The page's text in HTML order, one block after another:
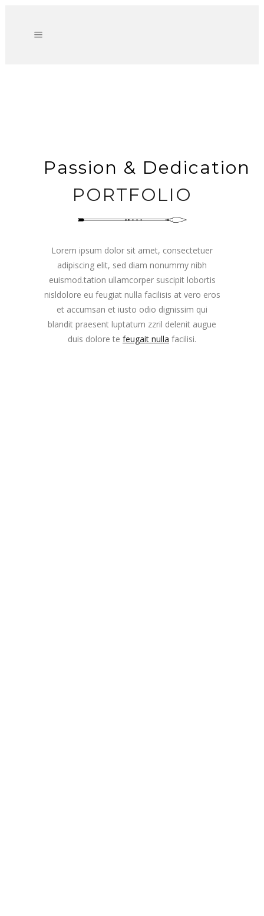
Passion & Dedication
PORTFOLIO
Lorem ipsum dolor sit amet, consectetuer
adipiscing elit, sed diam nonummy nibh
euismod.tation ullamcorper suscipit lobortis
nisldolore eu feugiat nulla facilisis at vero eros
et accumsan et iusto odio dignissim qui
blandit praesent luptatum zzril delenit augue
duis dolore te feugait nulla facilisi.